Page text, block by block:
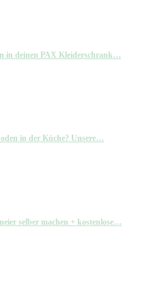
in deinen PAX Kleiderschrank…
in der Küche? Unsere…
selber machen + kostenlose…